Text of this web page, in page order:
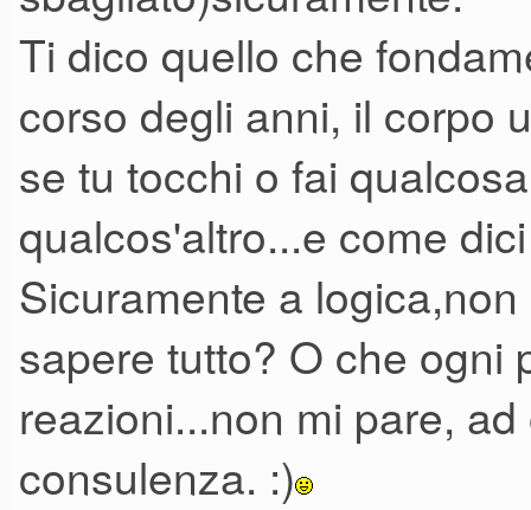
luoghi comuni che spesso
(sempre che ci sia)... Il
medico viene studiato fino
l'esame di microbiologia,
ripresi e approfonditi
emergenze medico
nonostante sia stato uno
aggiornato.
Ti dico quello che
corso degli anni, il corpo
se tu tocchi o fai
qualcos'altro...e come
Sicuramente a
sapere tutto? O che ogni
reazioni...non mi pare,
consulenza. :)